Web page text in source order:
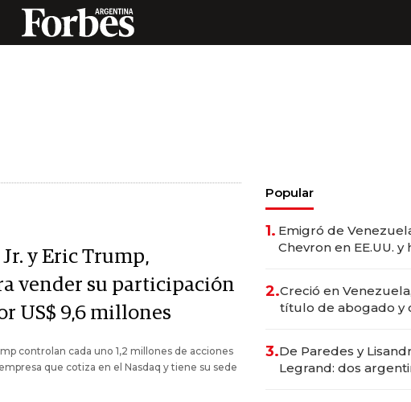
y Eric Trump,
vender su participación
US$ 9,6 millones
controlan cada uno 1,2 millones de acciones
que cotiza en el Nasdaq y tiene su sede
Popular
1. Emigró de
Chevron en EE.UU.
2.Creció en
título de abogado y
3.De Paredes y
Legrand: dos